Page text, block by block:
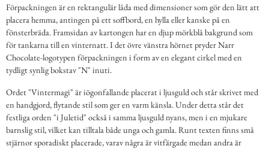
Förpackningen är en rektangulär låda med dimensioner som gör den lätt att
placera hemma, antingen på ett soffbord, en hylla eller kanske på en
fönsterbräda. Framsidan av kartongen har en djup mörkblå bakgrund som
för tankarna till en vinternatt. I det övre vänstra hörnet pryder Narr
Chocolate-logotypen förpackningen i form av en elegant cirkel med en
tydligt synlig bokstav "N" inuti.
Ordet "Vintermagi" är iögonfallande placerat i ljusguld och står skrivet med
en handgjord, flytande stil som ger en varm känsla. Under detta står det
festliga orden "i Juletid" också i samma ljusguld nyans, men i en mjukare
barnslig stil, vilket kan tilltala både unga och gamla. Runt texten finns små
stjärnor sporadiskt placerade, varav några är vitfärgade medan andra är